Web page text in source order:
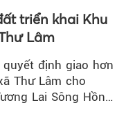
triển khai Khu
Lâm
định giao hơn
Thư Lâm cho
Lai Sông Hồng